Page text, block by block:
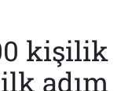
kişilik
adım